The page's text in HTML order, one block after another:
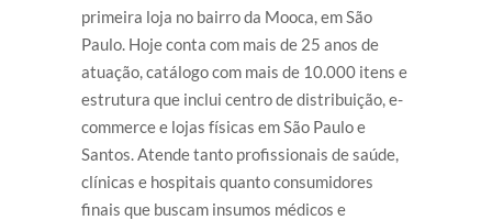
primeira loja no bairro da Mooca, em São
Paulo. Hoje conta com mais de 25 anos de
atuação, catálogo com mais de 10.000 itens e
estrutura que inclui centro de distribuição, e-
commerce e lojas físicas em São Paulo e
Santos. Atende tanto profissionais de saúde,
clínicas e hospitais quanto consumidores
finais que buscam insumos médicos e